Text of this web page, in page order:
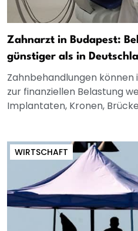
Zahnarzt in Budapest:
günstiger als in
Zahnbehandlungen
zur finanziellen Belastung
Implantaten, Kronen,
WIRTSCHAFT